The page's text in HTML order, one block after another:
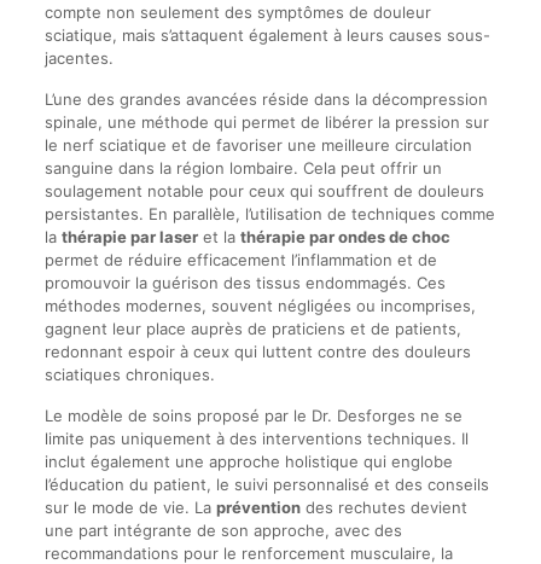
compte non seulement des symptômes de douleur
sciatique, mais s’attaquent également à leurs causes sous-
jacentes.
L’une des grandes avancées réside dans la décompression
spinale, une méthode qui permet de libérer la pression sur
le nerf sciatique et de favoriser une meilleure circulation
sanguine dans la région lombaire. Cela peut offrir un
soulagement notable pour ceux qui souffrent de douleurs
persistantes. En parallèle, l’utilisation de techniques comme
la thérapie par laseret la thérapie par ondes de choc
permet de réduire efficacement l’inflammation et de
promouvoir la guérison des tissus endommagés. Ces
méthodes modernes, souvent négligées ou incomprises,
gagnent leur place auprès de praticiens et de patients,
redonnant espoir à ceux qui luttent contre des douleurs
sciatiques chroniques.
Le modèle de soins proposé par le Dr. Desforges ne se
limite pas uniquement à des interventions techniques. Il
inclut également une approche holistique qui englobe
l’éducation du patient, le suivi personnalisé et des conseils
sur le mode de vie. La préventiondes rechutes devient
une part intégrante de son approche, avec des
recommandations pour le renforcement musculaire, la